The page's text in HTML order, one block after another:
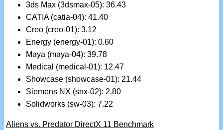
3ds Max (3dsmax-05): 36.43
CATIA (catia-04): 41.40
Creo (creo-01): 3.12
Energy (energy-01): 0.60
Maya (maya-04): 39.78
Medical (medical-01): 12.47
Showcase (showcase-01): 21.44
Siemens NX (snx-02): 2.80
Solidworks (sw-03): 7.22
Aliens vs. Predator DirectX 11 Benchmark